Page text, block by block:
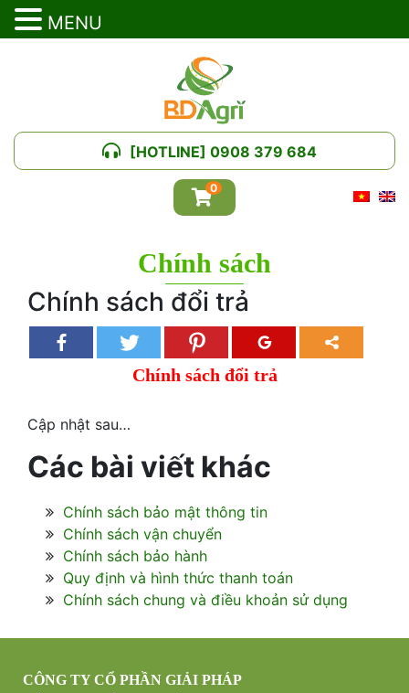
[HOTLINE] 0908 379 684
0
Chính sách
Chính sách đổi trả
Chính sách đổi trả
Cập nhật sau…
Các bài viết khác
Chính sách bảo mật thông tin
Chính sách vận chuyển
Chính sách bảo hành
Quy định và hình thức thanh toán
Chính sách chung và điều khoản sử dụng
CÔNG TY CỔ PHẦN GIẢI PHÁP
MENU